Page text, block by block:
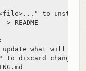
to unstage)
what will be
to discard changes